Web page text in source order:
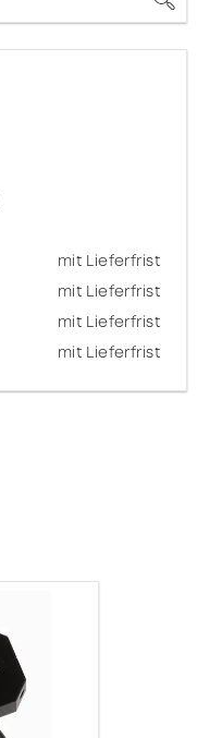
mit Lieferfrist
mit Lieferfrist
mit Lieferfrist
mit Lieferfrist